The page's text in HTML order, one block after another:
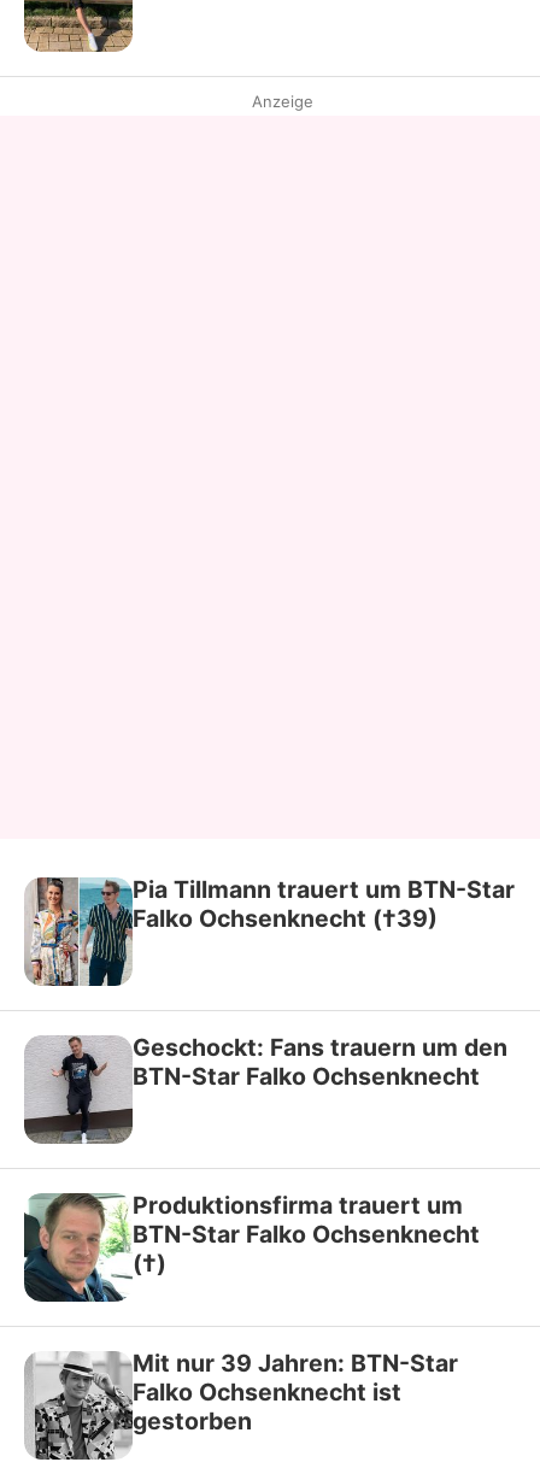
Anzeige
Pia Tillmann trauert um BTN-Star
Falko Ochsenknecht (†39)
Geschockt: Fans trauern um den
BTN-Star Falko Ochsenknecht
Produktionsfirma trauert um
BTN-Star Falko Ochsenknecht
(†)
Mit nur 39 Jahren: BTN-Star
Falko Ochsenknecht ist
gestorben